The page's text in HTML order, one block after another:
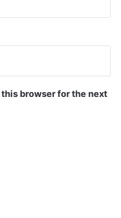
browser for the next